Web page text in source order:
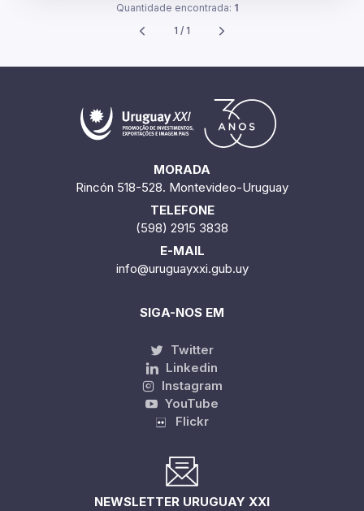
Quantidade encontrada: 1
1 / 1
MORADA
Rincón 518-528. Montevideo-Uruguay
TELEFONE
(598) 2915 3838
E-MAIL
info@uruguayxxi.gub.uy
SIGA-NOS EM
Twitter
Linkedin
Instagram
YouTube
Flickr
NEWSLETTER URUGUAY XXI